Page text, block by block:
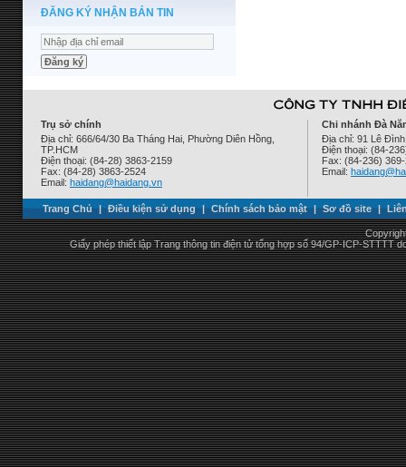
ĐĂNG KÝ NHẬN BẢN TIN
Trụ sở chính
Địa chỉ: 666/64/30 Ba Tháng Hai, Phường Diên Hồng,
TP.HCM
Điện thoại: (84-28) 3863-2159
Fax: (84-28) 3863-2524
Email: haidang@haidang.vn
Chi nhánh Đà
Địa chỉ: 91 Lê
Điện thoại: (84-
Fax: (84-236)
Email:
Trang Chủ | Điều kiện sử dụng | Chính sách bảo mật | Sơ đồ site |
Giấy phép thiết lập Trang thông tin điện tử tổng hợp số 94/GP-ICP-STTTT